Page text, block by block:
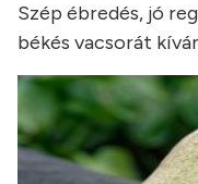
Szép ébredés, jó
békés vacsorát